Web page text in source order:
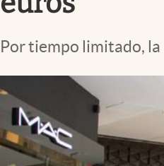
Por tiempo limitado,